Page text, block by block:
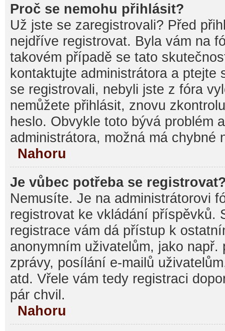
Proč se nemohu přihlásit?
Už jste se zaregistrovali? Před
nejdříve registrovat. Byla vám na
takovém případě se tato
kontaktujte administrátora a ptejte
se registrovali, nebyli jste z fóra
nemůžete přihlásit, znovu
heslo. Obvykle toto bývá problém
administrátora, možná má chybné
Nahoru
Je vůbec potřeba se
Nemusíte. Je na administrátorovi
registrovat ke vkládání příspěvků.
registrace vám dá přístup k
anonymním uživatelům, jako např.
zprávy, posílání e-mailů
atd. Vřele vám tedy registraci
pár chvil.
Nahoru